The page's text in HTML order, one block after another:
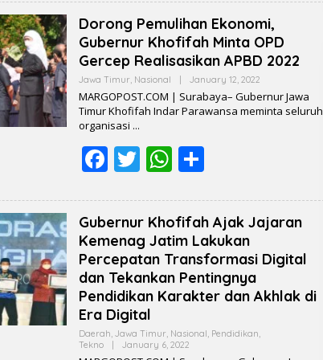
e
b
o
o
k
itt
er
at
s
A
p
p
ar
e
Dorong Pemulihan Ekonomi,
Gubernur Khofifah Minta OPD
Gercep Realisasikan APBD 2022
Jawa Timur, Nasional January 12, 2022
R
E
MARGOPOST.COM | Surabaya– Gubernur Jawa
Timur Khofifah Indar Parawansa meminta seluruh
organisasi
F
e
b
o
o
k
T
itt
er
W
at
s
A
p
p
S
ar
e
Gubernur Khofifah Ajak Jajaran
Kemenag Jatim Lakukan
Percepatan Transformasi Digital
dan Tekankan Pentingnya
Pendidikan Karakter dan Akhlak di
Era Digital
Daerah, Jawa Timur, Nasional, Pendidikan,
Tekno
January 6, 2022